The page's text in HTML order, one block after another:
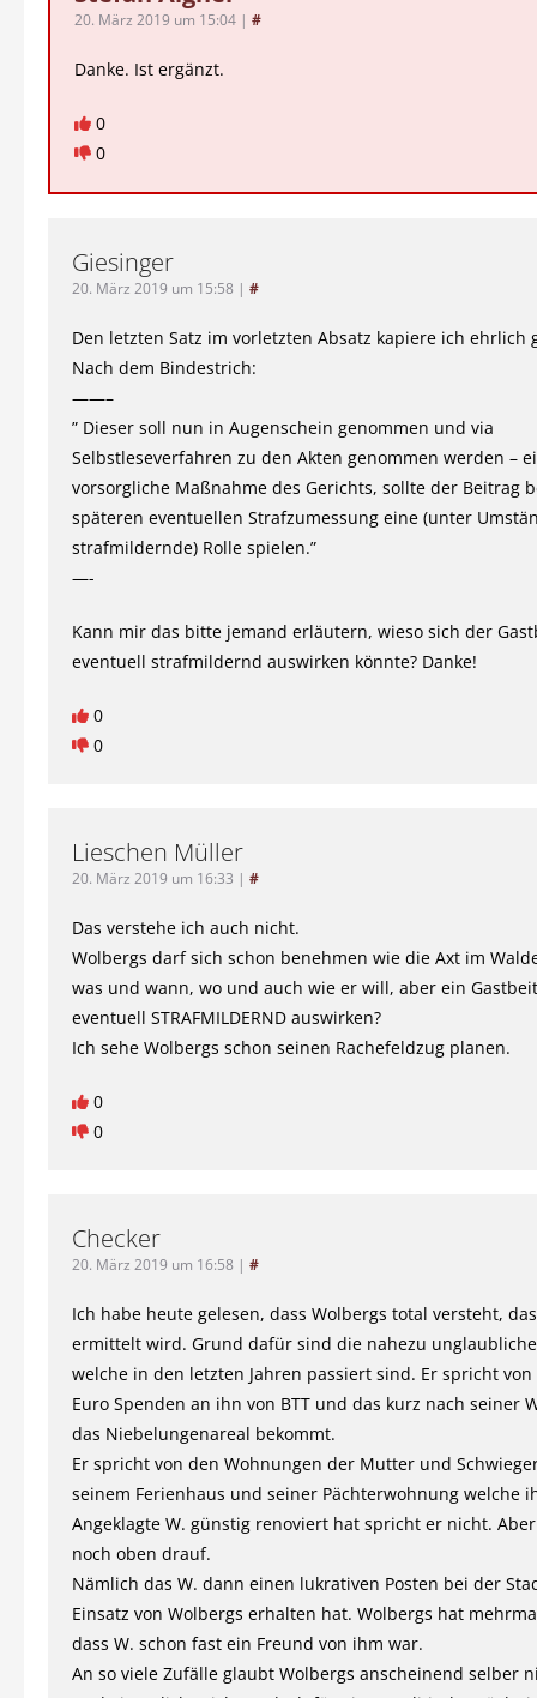
20. März 2019 um 15:04 | #
Danke. Ist ergänzt.
0
0
Giesinger
20. März 2019 um 15:58 | #
Den letzten Satz im vorletzten Absatz kapiere ich ehrlich
Nach dem Bindestrich:
——–
” Dieser soll nun in Augenschein genommen und via
Selbstleseverfahren zu den Akten genommen werden –
vorsorgliche Maßnahme des Gerichts, sollte der Beitrag
späteren eventuellen Strafzumessung eine (unter
strafmildernde) Rolle spielen.”
—-
Kann mir das bitte jemand erläutern, wieso sich der
eventuell strafmildernd auswirken könnte? Danke!
0
0
Lieschen Müller
20. März 2019 um 16:33 | #
Das verstehe ich auch nicht.
Wolbergs darf sich schon benehmen wie die Axt im
was und wann, wo und auch wie er will, aber ein
eventuell STRAFMILDERND auswirken?
Ich sehe Wolbergs schon seinen Rachefeldzug planen.
0
0
Checker
20. März 2019 um 16:58 | #
Ich habe heute gelesen, dass Wolbergs total versteht,
ermittelt wird. Grund dafür sind die nahezu
welche in den letzten Jahren passiert sind. Er spricht von
Euro Spenden an ihn von BTT und das kurz nach seiner
das Niebelungenareal bekommt.
Er spricht von den Wohnungen der Mutter und
seinem Ferienhaus und seiner Pächterwohnung welche
Angeklagte W. günstig renoviert hat spricht er nicht.
noch oben drauf.
Nämlich das W. dann einen lukrativen Posten bei der
Einsatz von Wolbergs erhalten hat. Wolbergs hat
dass W. schon fast ein Freund von ihm war.
An so viele Zufälle glaubt Wolbergs anscheinend selber